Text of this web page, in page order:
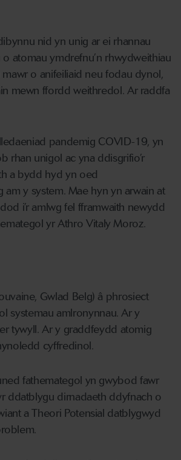
nid yn unig ar ei rhannau
atomau ymdrefnu’n rhwydweithiau
o anifeiliaid neu fodau dynol,
mewn ffordd weithredol. Ar raddfa
pandemig COVID-19, yn
rhan unigol ac yna ddisgrifio’r
a bydd hyd yn oed
y system. Mae hyn yn arwain at
i’r amlwg fel fframwaith newydd
yr Athro Vitaly Moroz.
Gwlad Belg) â phrosiect
systemau amlronynnau. Ar y
tywyll. Ar y graddfeydd atomig
cyffredinol.
fathemategol yn gwybod fawr
ddatblygu dirnadaeth ddyfnach o
a Theori Potensial datblygwyd